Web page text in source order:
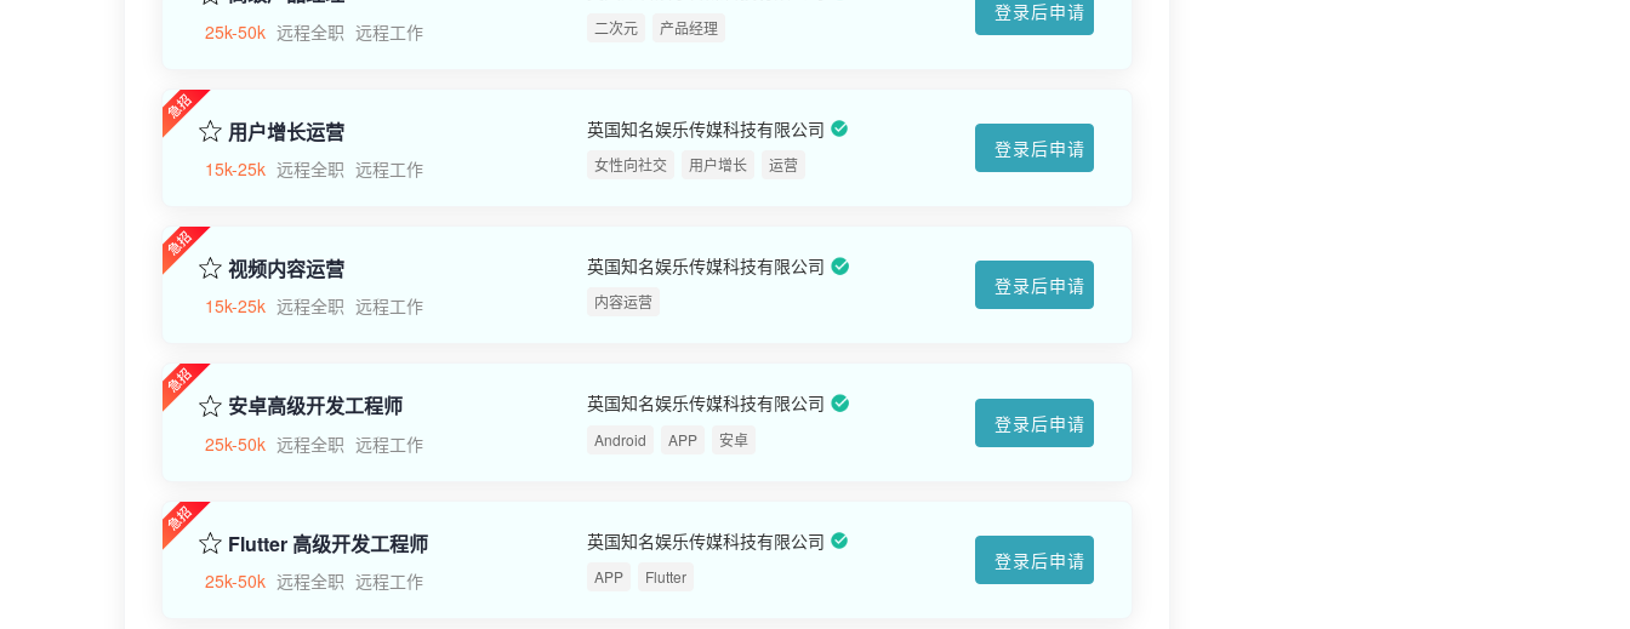
25k-50k 远程全职 远程工作 二次元 产品经理
登录后申请
用户增长运营
15k-25k 远程全职 远程工作
英国知名娱乐传媒科技有限公司
女性向社交 用户增长 运营
登录后申请
视频内容运营
15k-25k 远程全职 远程工作
英国知名娱乐传媒科技有限公司
内容运营
登录后申请
安卓高级开发工程师
25k-50k 远程全职 远程工作
英国知名娱乐传媒科技有限公司
Android APP 安卓
登录后申请
Flutter 高级开发工程师
25k-50k 远程全职 远程工作
英国知名娱乐传媒科技有限公司
APP Flutter
登录后申请